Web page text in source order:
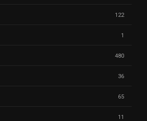
122
1
480
36
65
11